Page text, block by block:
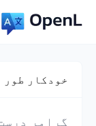
خودکار طور